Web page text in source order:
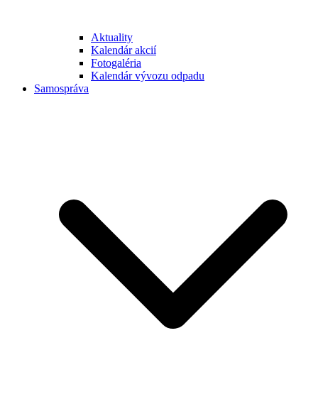
Aktuality
Kalendár akcií
Fotogaléria
Kalendár vývozu odpadu
Samospráva